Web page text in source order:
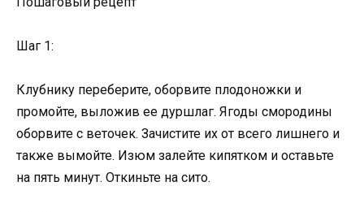
Шаг 1:
Клубнику переберите, оборвите плодоножки и
промойте, выложив ее дуршлаг. Ягоды смородины
оборвите с веточек. Зачистите их от всего лишнего и
также вымойте. Изюм залейте кипятком и оставьте
на пять минут. Откиньте на сито.